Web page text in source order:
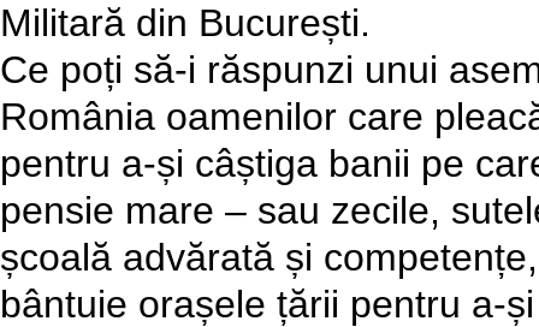
Militară din București.
Ce poți să-i răspunzi unui
România oamenilor care
pentru a-și câștiga banii pe
pensie mare – sau zecile,
școală advărată și
bântuie orașele țării pentru a-